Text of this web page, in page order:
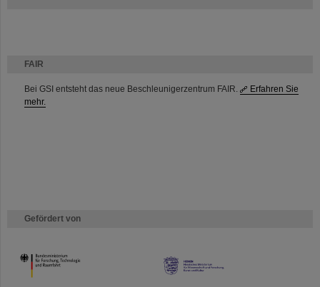
FAIR
Bei GSI entsteht das neue Beschleunigerzentrum FAIR.
Erfahren Sie
mehr.
Gefördert von
HMWK